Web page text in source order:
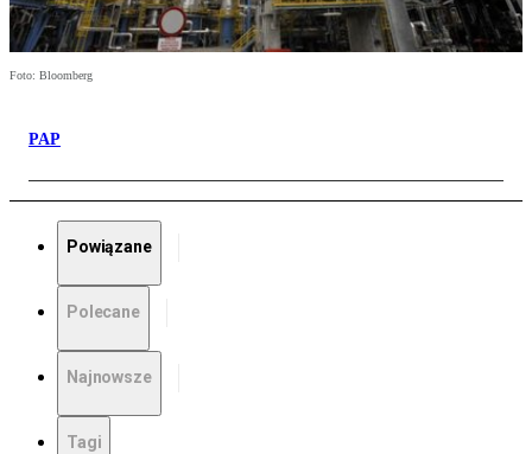
Foto: Bloomberg
PAP
Powiązane
Polecane
Najnowsze
Tagi